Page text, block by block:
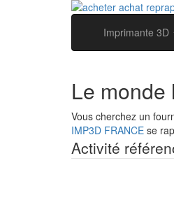
Imprimante 3D
Le
Vous cherchez un
IMP3D FRANCE se
Activité